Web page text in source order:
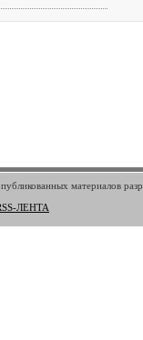
материалов
ЛЕНТА